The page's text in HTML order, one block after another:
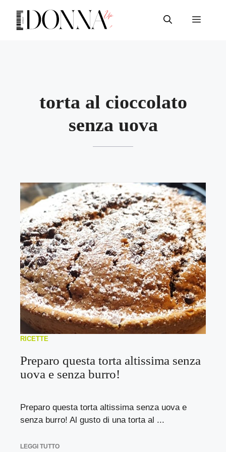
contenuto
Menu
torta al cioccolato
senza uova
RICETTE
Preparo questa torta altissima senza
uova e senza burro!
Preparo questa torta altissima senza uova e
senza burro! Al gusto di una torta al ...
LEGGI TUTTO